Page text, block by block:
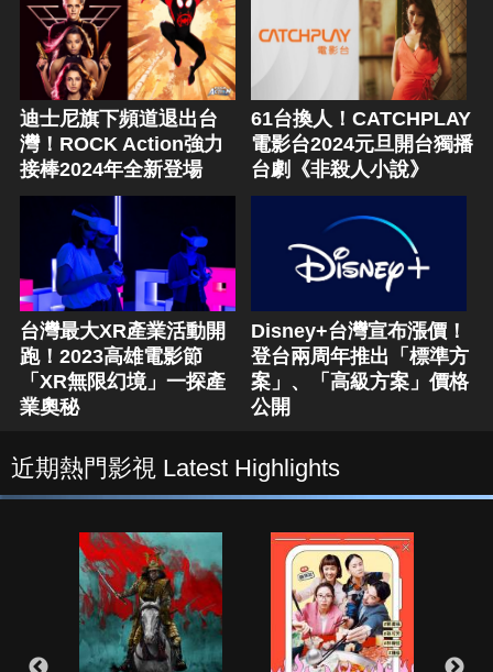
迪士尼旗下頻道退出台
灣！ROCK Action強力
接棒2024年全新登場
61台換人！CATCHPLAY
電影台2024元旦開台獨播
台劇《非殺人小說》
台灣最大XR產業活動開
跑！2023高雄電影節
「XR無限幻境」一探產
業奧秘
Disney+台灣宣布漲價！
登台兩周年推出「標準方
案」、「高級方案」價格
公開
近期熱門影視 Latest Highlights